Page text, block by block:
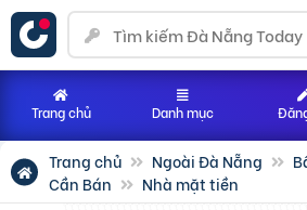
Trang chủ Ngoài Đà Nẵng
Cần Bán
Nhà mặt tiền
Trang chủ Danh mục